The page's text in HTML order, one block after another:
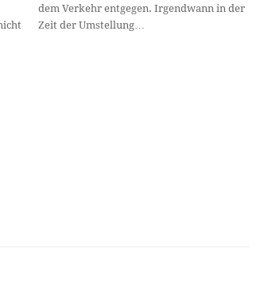
dem Verkehr entgegen. Irgendwann in der
Zeit der Umstellung…